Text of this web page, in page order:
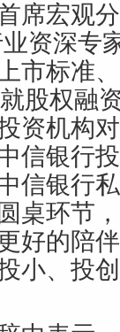
宏观分
资深专
市标准
股权融
资机构
信银行
信银行
桌环节
好的陪
小、投